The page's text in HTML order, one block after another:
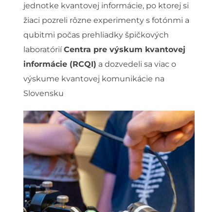
jednotke kvantovej informácie, po ktorej si
žiaci pozreli rôzne experimenty s fotónmi a
qubitmi počas prehliadky špičkových
laboratóriíCentra pre výskum kvantovej
informácie (RCQI) a dozvedeli sa viac o
výskume kvantovej komunikácie na
Slovensku